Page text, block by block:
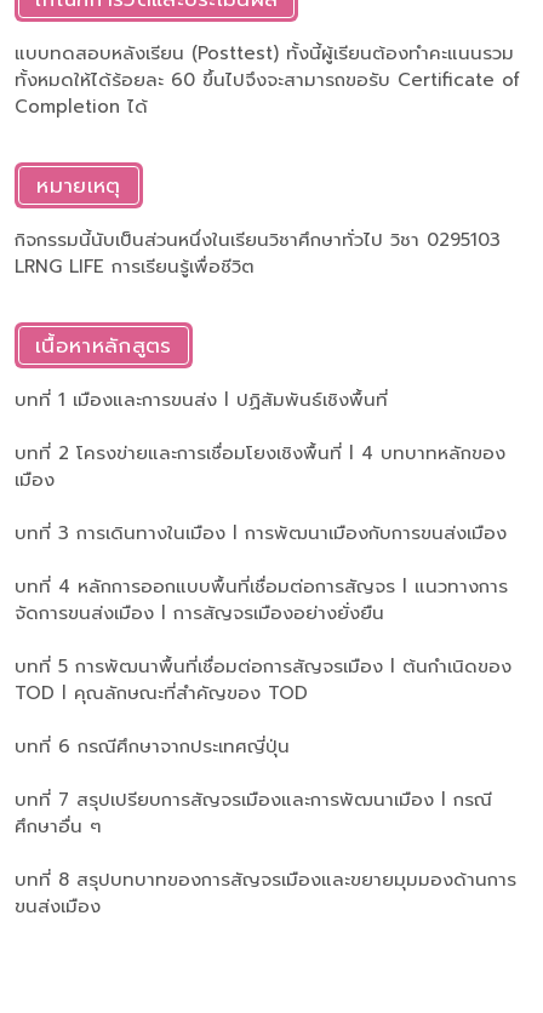
แบบทดสอบหลังเรียน (Posttest) ทั้งนี้ผู้เรียนต้องทำคะแนนรวม
ทั้งหมดให้ได้ร้อยละ 60 ขึ้นไปจึงจะสามารถขอรับ Certificate of
Completion ได้
หมายเหตุ
กิจกรรมนี้นับเป็นส่วนหนึ่งในเรียนวิชาศึกษาทั่วไป วิชา 0295103
LRNG LIFE การเรียนรู้เพื่อชีวิต
เนื้อหาหลักสูตร
บทที่ 1 เมืองและการขนส่ง l ปฏิสัมพันธ์เชิงพื้นที่
บทที่ 2 โครงข่ายและการเชื่อมโยงเชิงพื้นที่ l 4 บทบาทหลักของ
เมือง
บทที่ 3 การเดินทางในเมือง l การพัฒนาเมืองกับการขนส่งเมือง
บทที่ 4 หลักการออกแบบพื้นที่เชื่อมต่อการสัญจร l แนวทางการ
จัดการขนส่งเมือง l การสัญจรเมืองอย่างยั่งยืน
บทที่ 5 การพัฒนาพื้นที่เชื่อมต่อการสัญจรเมือง l ต้นกำเนิดของ
TOD l คุณลักษณะที่สำคัญของ TOD
บทที่ 6 กรณีศึกษาจากประเทศญี่ปุ่น
บทที่ 7 สรุปเปรียบการสัญจรเมืองและการพัฒนาเมือง l กรณี
ศึกษาอื่น ๆ
บทที่ 8 สรุปบทบาทของการสัญจรเมืองและขยายมุมมองด้านการ
ขนส่งเมือง